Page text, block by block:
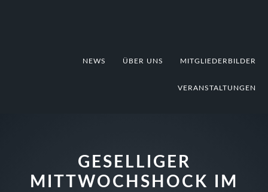
NEWS ÜBER UNS MITGLIEDERBILDER
VERANSTALTUNGEN
GESELLIGER
MITTWOCHSHOCK IM